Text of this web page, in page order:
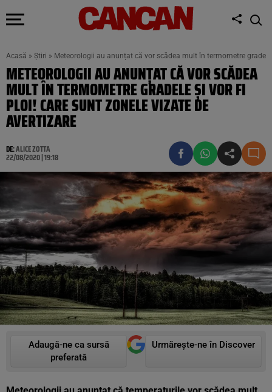
Acasă » Știri » Meteorologii au anunțat că vor scădea mult în termometre
METEOROLOGII AU ANUNȚAT CĂ VOR SCĂDEA
MULT ÎN TERMOMETRE GRADELE ȘI VOR FI
PLOI! CARE SUNT ZONELE VIZATE DE
AVERTIZARE
DE:ALICE ZOTTA
22/08/2020 | 19:18
Adaugă-ne ca sursă
preferată
Urmărește-ne în Discover